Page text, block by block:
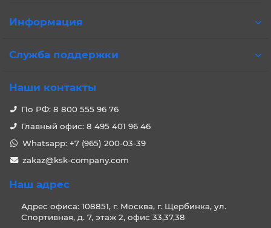
Информация
Служба поддержки
Наши контакты
По РФ: 8 800 555 96 76
Главный офис: 8 495 401 96 46
Whatsapp: +7 (965) 200-03-39
zakaz@ksk-company.com
Наш адрес
Адрес офиса: 108851, г. Москва, г. Щербинка, ул.
Спортивная, д. 7, этаж 2, офис 33,37,38